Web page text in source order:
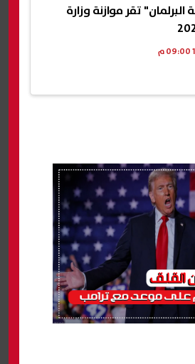
البرلمان" تقر موازنة وزارة